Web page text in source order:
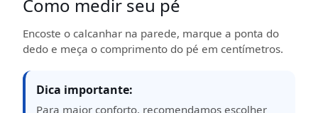
Como medir seu pé
Encoste o calcanhar na parede, marque a ponta do
dedo e meça o comprimento do pé em centímetros.
Dica importante:
Para maior conforto, recomendamos escolher